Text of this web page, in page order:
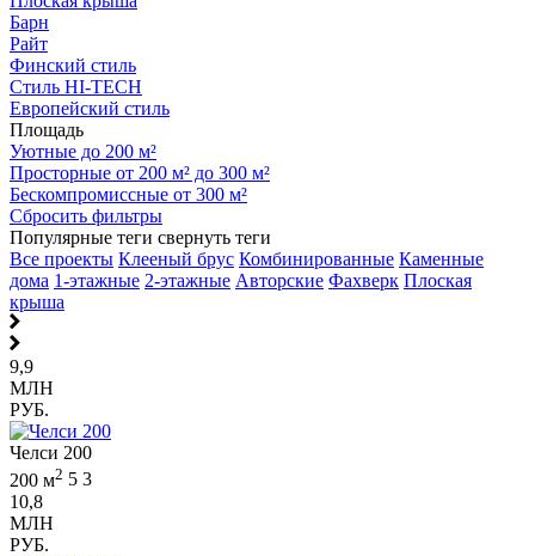
Барн
Райт
Финский стиль
Стиль HI-TECH
Европейский стиль
Площадь
Уютные до 200 м²
Просторные от 200 м² до 300 м²
Бескомпромиссные от 300 м²
Сбросить фильтры
Популярные теги свернуть теги
Все проекты Клееный брус Комбинированные Каменные
дома 1-этажные 2-этажные Авторские Фахверк Плоская
крыша
9,9
МЛН
РУБ.
Челси 200
200 м2 5 3
10,8
МЛН
РУБ.